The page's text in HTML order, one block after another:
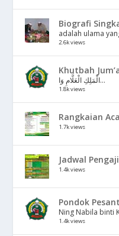
Biografi
adalah ulama
2.6k views
Khutbah
الْمَلِكِ الْعَلَّامِ وَا...
1.8k views
Rangkaian
1.7k views
Jadwal
1.4k views
Pondok
Ning Nabila binti
1.4k views